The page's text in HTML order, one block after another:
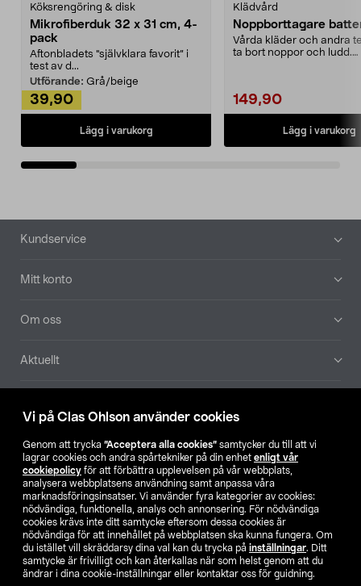
Vi på Clas Ohlson använder cookies
Genom att trycka ”Acceptera alla cookies” samtycker du till att vi
lagrar cookies och andra spårtekniker på din enhet enligt vår
cookiepolicy för att förbättra upplevelsen på vår webbplats,
analysera webbplatsens användning samt anpassa våra
marknadsföringsinsatser. Vi använder fyra kategorier av cookies:
nödvändiga, funktionella, analys och annonsering. För nödvändiga
cookies krävs inte ditt samtycke eftersom dessa cookies är
nödvändiga för att innehållet på webbplatsen ska kunna fungera. Om
du istället vill skräddarsy dina val kan du trycka på inställningar. Ditt
samtycke är frivilligt och kan återkallas när som helst genom att du
ändrar i dina cookie-inställningar eller kontaktar oss för guidning.
Köksrengöring & disk
Mikrofiberduk 32 x 31 cm, 4-
pack
Aftonbladets "självklara favorit” i
test av d...
Utförande: Grå/beige
39,90
Lägg i varukorg
Klädvård
Noppborttagare
Vårda kläder och andra
ta bort noppor och ludd.
149,90
Lägg i varukorg
Sidfot
Kundservice
Mitt konto
Om oss
Aktuellt
Hitta butik
SE NO FI